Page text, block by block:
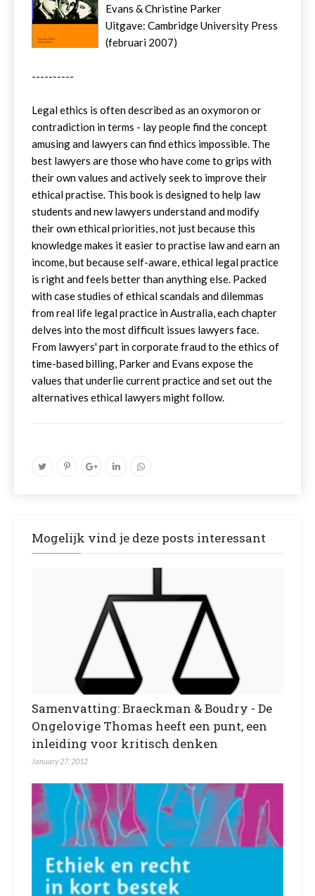
Evans & Christine Parker
Uitgave: Cambridge University Press
(februari 2007)
----------
Legal ethics is often described as an oxymoron or
contradiction in terms - lay people find the concept
amusing and lawyers can find ethics impossible. The
best lawyers are those who have come to grips with
their own values and actively seek to improve their
ethical practise. This book is designed to help law
students and new lawyers understand and modify
their own ethical priorities, not just because this
knowledge makes it easier to practise law and earn an
income, but because self-aware, ethical legal practice
is right and feels better than anything else. Packed
with case studies of ethical scandals and dilemmas
from real life legal practice in Australia, each chapter
delves into the most difficult issues lawyers face.
From lawyers' part in corporate fraud to the ethics of
time-based billing, Parker and Evans expose the
values that underlie current practice and set out the
alternatives ethical lawyers might follow.
Mogelijk vind je deze posts interessant
Samenvatting: Braeckman & Boudry - De
Ongelovige Thomas heeft een punt, een
inleiding voor kritisch denken
January 27, 2012